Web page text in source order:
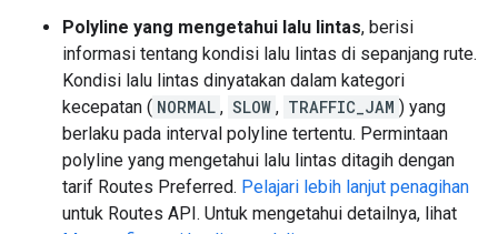
Polyline yang mengetahui lalu lintas, berisi
informasi tentang kondisi lalu lintas di sepanjang rute.
Kondisi lalu lintas dinyatakan dalam kategori
kecepatan ( NORMAL , SLOW , TRAFFIC_JAM ) yang
berlaku pada interval polyline tertentu. Permintaan
polyline yang mengetahui lalu lintas ditagih dengan
tarif Routes Preferred. Pelajari lebih lanjut penagihan
untuk Routes API. Untuk mengetahui detailnya, lihat